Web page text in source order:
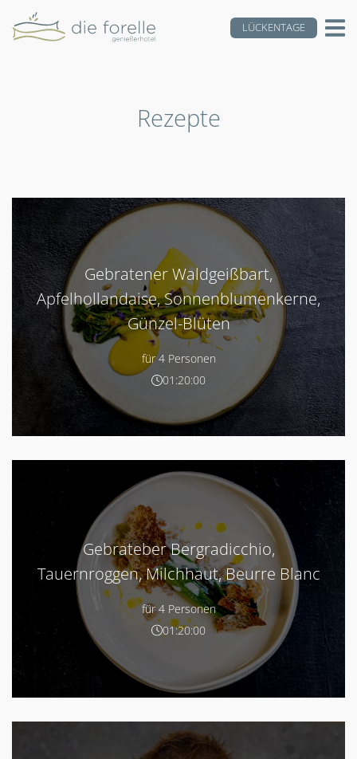
LÜCKENTAGE
Rezepte
Gebratener Waldgeißbart,
Apfelhollandaise, Sonnenblumenkerne,
Günzel-Blüten
für 4 Personen
01:20:00
Gebrateber Bergradicchio,
Tauernroggen, Milchhaut, Beurre Blanc
für 4 Personen
01:20:00